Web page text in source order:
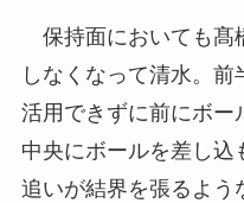
保持面においても髙
しなくなって清水。
活用できずに前にボー
中央にボールを差し込
追いが結界を張るよう